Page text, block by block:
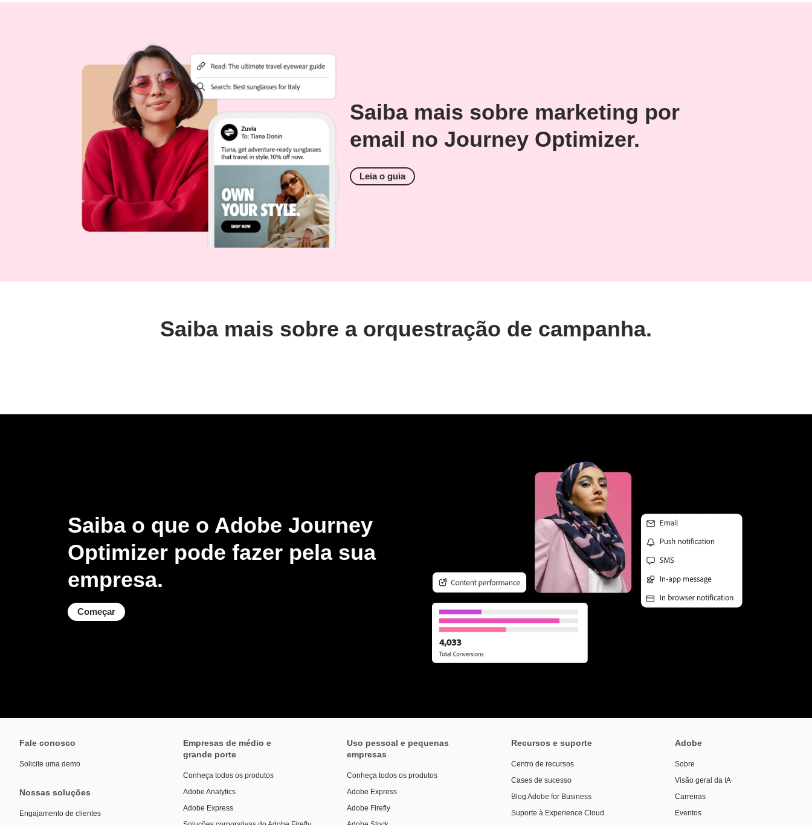
Saiba mais sobre marketing por
email no Journey Optimizer.
Leia o guia
Saiba mais sobre a orquestração de campanha.
Saiba o que o Adobe Journey
Optimizer pode fazer pela sua
empresa.
Começar
Fale conosco
Solicite uma demo
Nossas soluções
Engajamento de clientes
Empresas de médio e
grande porte
Conheça todos os produtos
Adobe Analytics
Adobe Express
Uso pessoal e pequenas
empresas
Conheça todos os produtos
Adobe Express
Adobe Firefly
Recursos e suporte
Centro de recursos
Cases de sucesso
Blog Adobe for Business
Suporte à Experience Cloud
Adobe
Sobre
Visão geral da IA
Carreiras
Eventos